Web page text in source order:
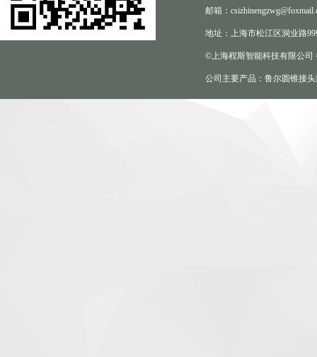
邮箱：
地址：上海市松江区洞业路
©上海程斯智能科技有限公司
公司主要产品：鲁尔圆锥接